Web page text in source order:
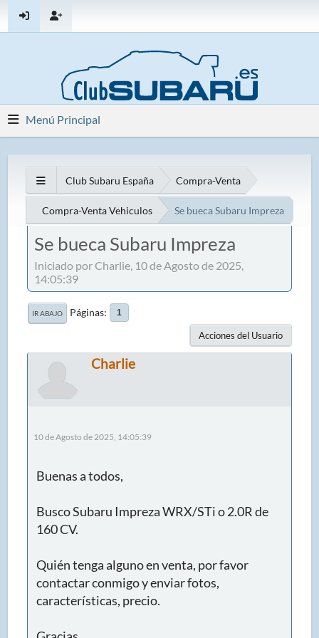
Menú Principal
Club Subaru España Compra-Venta
Compra-Venta Vehiculos Se bueca Subaru Impreza
Se bueca Subaru Impreza
Iniciado por Charlie, 10 de Agosto de 2025,
14:05:39
IR ABAJO Páginas 1
Acciones del Usuario
Charlie
10 de Agosto de 2025, 14:05:39
Buenas a todos,
Busco Subaru Impreza WRX/STi o 2.0R de
160 CV.
Quién tenga alguno en venta, por favor
contactar conmigo y enviar fotos,
características, precio.